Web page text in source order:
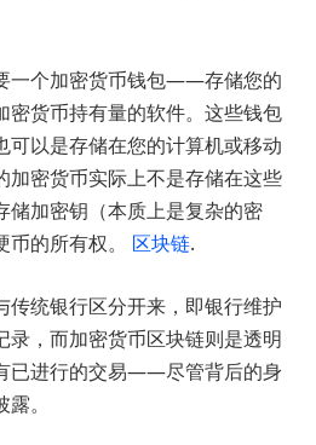
一个加密货币钱包——存储您的
密货币持有量的软件。这些钱包
可以是存储在您的计算机或移动
加密货币实际上不是存储在这些
储加密钥（本质上是复杂的密
的所有权。 区块链.
传统银行区分开来，即银行维护
录，而加密货币区块链则是透明
已进行的交易——尽管背后的身
。